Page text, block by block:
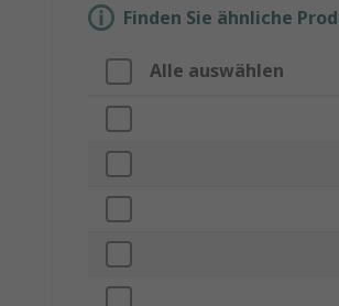
Finden Sie ähnliche
Alle auswählen